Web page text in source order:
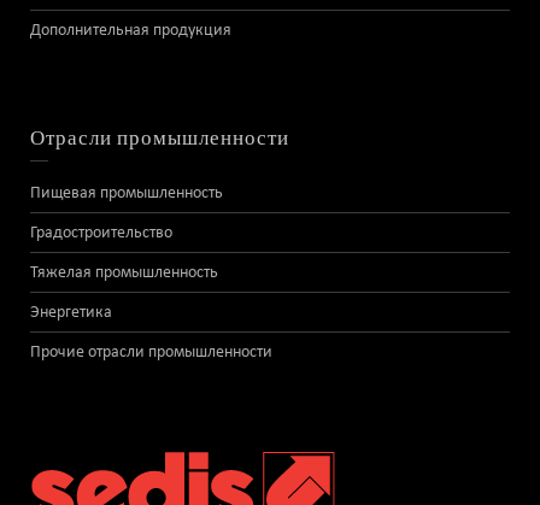
Дополнительная продукция
Отрасли промышленности
Пищевая промышленность
Градостроительство
Тяжелая промышленность
Энергетика
Прочие отрасли промышленности